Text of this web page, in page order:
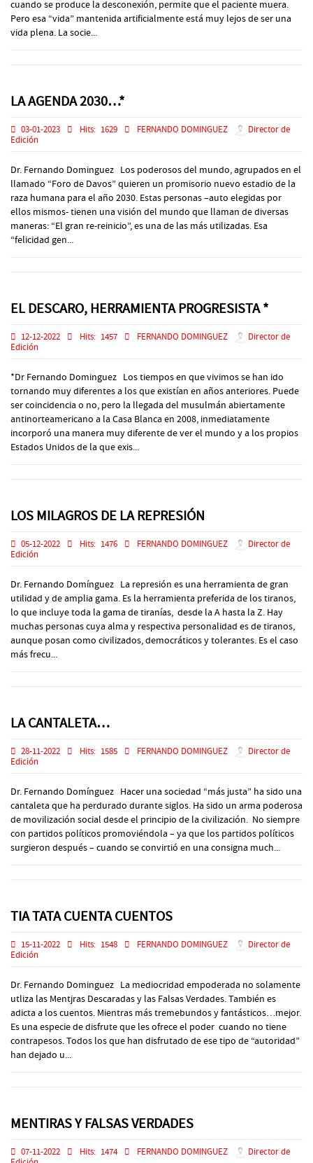
cuando se produce la desconexión, permite que el paciente muera.
Pero esa “vida” mantenida artificialmente está muy lejos de ser una
vida plena. La socie...
LA AGENDA 2030…*
03-01-2023 Hits: 1629 FERNANDO DOMINGUEZ
Director de
Edición
Dr. Fernando Dominguez Los poderosos del mundo, agrupados en el
llamado “Foro de Davos” quieren un promisorio nuevo estadio de la
raza humana para el año 2030. Estas personas –auto elegidas por
ellos mismos- tienen una visión del mundo que llaman de diversas
maneras: “El gran re-reinicio”, es una de las más utilizadas. Esa
“felicidad gen...
EL DESCARO, HERRAMIENTA PROGRESISTA *
12-12-2022 Hits: 1457 FERNANDO DOMINGUEZ
Director de
Edición
*Dr Fernando Dominguez Los tiempos en que vivimos se han ido
tornando muy diferentes a los que existían en años anteriores. Puede
ser coincidencia o no, pero la llegada del musulmán abiertamente
antinorteamericano a la Casa Blanca en 2008, inmediatamente
incorporó una manera muy diferente de ver el mundo y a los propios
Estados Unidos de la que exis...
LOS MILAGROS DE LA REPRESIÓN
05-12-2022 Hits: 1476 FERNANDO DOMINGUEZ
Director de
Edición
Dr. Fernando Domínguez La represión es una herramienta de gran
utilidad y de amplia gama. Es la herramienta preferida de los tiranos,
lo que incluye toda la gama de tiranías, desde la A hasta la Z. Hay
muchas personas cuya alma y respectiva personalidad es de tiranos,
aunque posan como civilizados, democráticos y tolerantes. Es el caso
más frecu...
LA CANTALETA…
28-11-2022 Hits: 1585 FERNANDO DOMINGUEZ
Director de
Edición
Dr. Fernando Domínguez Hacer una sociedad “más justa” ha sido una
cantaleta que ha perdurado durante siglos. Ha sido un arma poderosa
de movilización social desde el principio de la civilización. No siempre
con partidos políticos promoviéndola – ya que los partidos políticos
surgieron después – cuando se convirtió en una consigna much...
TIA TATA CUENTA CUENTOS
15-11-2022 Hits: 1548 FERNANDO DOMINGUEZ
Director de
Edición
Dr. Fernando Dominguez La mediocridad empoderada no solamente
utliza las Mentjras Descaradas y las Falsas Verdades. También es
adicta a los cuentos. Mientras más tremebundos y fantásticos…mejor.
Es una especie de disfrute que les ofrece el poder cuando no tiene
contrapesos. Todos los que han disfrutado de ese tipo de “autoridad”
han dejado u...
MENTIRAS Y FALSAS VERDADES
07-11-2022 Hits: 1474 FERNANDO DOMINGUEZ
Director de